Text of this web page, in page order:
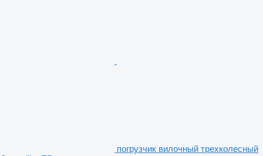
погрузчик вилочный трехколесный